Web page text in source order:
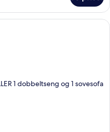
hotelværelse med en
1 dobbeltseng og 1 sovesofa